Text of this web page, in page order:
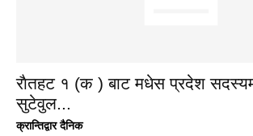
राैतहट १ (क ) बाट मधेस प्रदेश
सुटेवुल...
क्रान्तिद्वार दैनिक